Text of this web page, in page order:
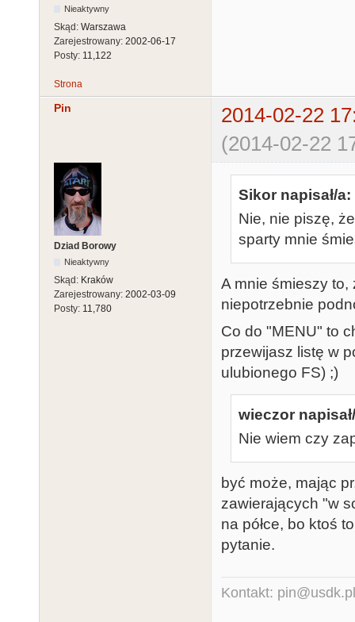
Nieaktywny
Skąd: Warszawa
Zarejestrowany: 2002-06-17
Posty: 11,122
Strona
Pin
2014-02-22
(2014-02-22
Dziad Borowy
Nieaktywny
Skąd: Kraków
Zarejestrowany: 2002-03-09
Posty: 11,780
Sikor napisał/a:
Nie, nie piszę,
sparty mnie
A mnie śmieszy
niepotrzebnie
Co do "MENU" to
przewijasz listę w
ulubionego FS) ;)
wieczor
Nie wiem czy
być może, mając
zawierających "w
na półce, bo ktoś
pytanie.
Kontakt: pin@usdk.pl